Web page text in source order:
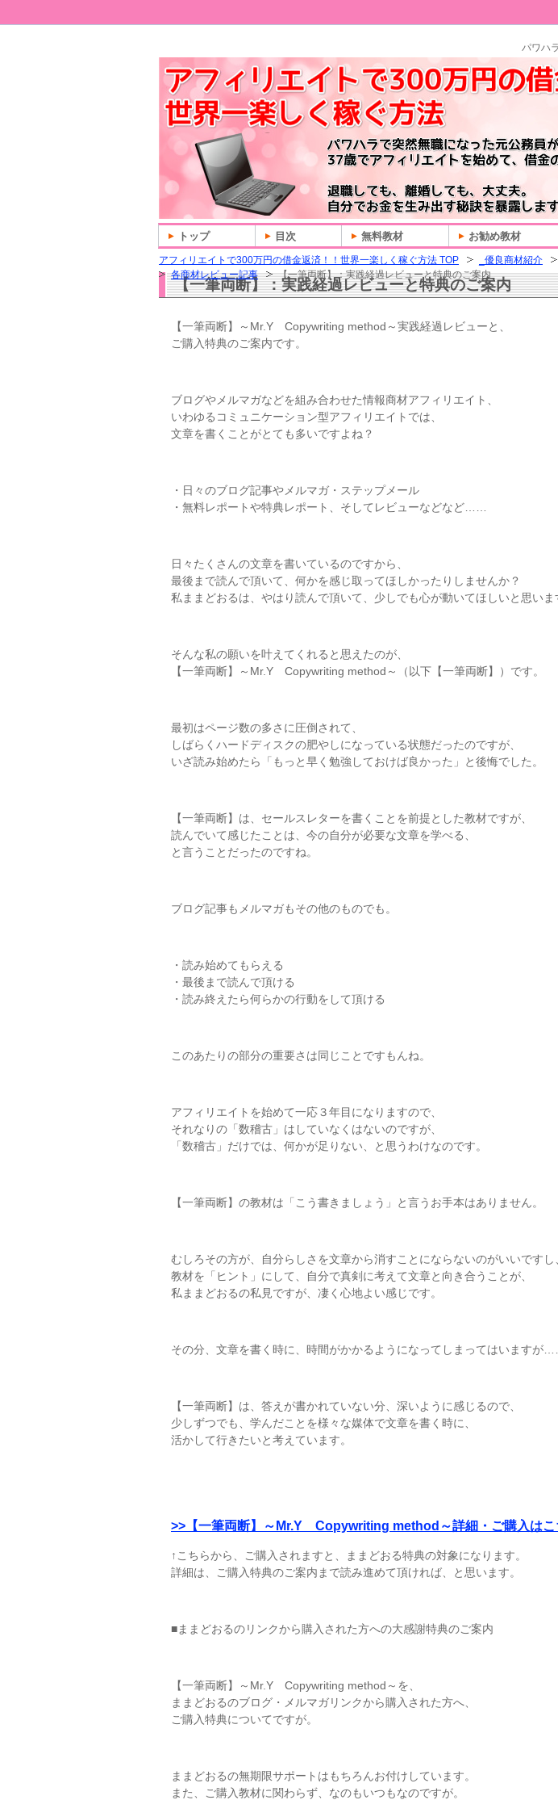
アフィリエイトで300万円の借金返済！！世界一楽しく稼ぐ方法 TOP _優良商材紹介
各商材レビュー記事
【一筆両断】：実践経過レビューと特典のご案内
【一筆両断】：実践経過レビューと特典のご案内
【一筆両断】～Mr.Y Copywriting method～実践経過レビューと、
ご購入特典のご案内です。
ブログやメルマガなどを組み合わせた情報商材アフィリエイト、
いわゆるコミュニケーション型アフィリエイトでは、
文章を書くことがとても多いですよね？
・日々のブログ記事やメルマガ・ステップメール
・無料レポートや特典レポート、そしてレビューなどなど……
日々たくさんの文章を書いているのですから、
最後まで読んで頂いて、何かを感じ取ってほしかったりしませんか？
私ままどおるは、やはり読んで頂いて、少しでも心が動いてほしいと思いま
そんな私の願いを叶えてくれると思えたのが、
【一筆両断】～Mr.Y Copywriting method～（以下【一筆両断】）です。
最初はページ数の多さに圧倒されて、
しばらくハードディスクの肥やしになっている状態だったのですが、
いざ読み始めたら「もっと早く勉強しておけば良かった」と後悔でした。
【一筆両断】は、セールスレターを書くことを前提とした教材ですが、
読んでいて感じたことは、今の自分が必要な文章を学べる、
と言うことだったのですね。
ブログ記事もメルマガもその他のものでも。
・読み始めてもらえる
・最後まで読んで頂ける
・読み終えたら何らかの行動をして頂ける
このあたりの部分の重要さは同じことですもんね。
アフィリエイトを始めて一応３年目になりますので、
それなりの「数稽古」はしていなくはないのですが、
「数稽古」だけでは、何かが足りない、と思うわけなのです。
【一筆両断】の教材は「こう書きましょう」と言うお手本はありません。
むしろその方が、自分らしさを文章から消すことにならないのがいいですし
教材を「ヒント」にして、自分で真剣に考えて文章と向き合うことが、
私ままどおるの私見ですが、凄く心地よい感じです。
その分、文章を書く時に、時間がかかるようになってしまってはいますが
【一筆両断】は、答えが書かれていない分、深いように感じるので、
少しずつでも、学んだことを様々な媒体で文章を書く時に、
活かして行きたいと考えています。
>>【一筆両断】～Mr.Y Copywriting method～詳細・ご購入はこ
↑こちらから、ご購入されますと、ままどおる特典の対象になります。
詳細は、ご購入特典のご案内まで読み進めて頂ければ、と思います。
■ままどおるのリンクから購入された方への大感謝特典のご案内
【一筆両断】～Mr.Y Copywriting method～を、
ままどおるのブログ・メルマガリンクから購入された方へ、
ご購入特典についてですが。
ままどおるの無期限サポートはもちろんお付けしています。
また、ご購入教材に関わらず、なのもいつもなのですが。
パワハ
トップ 目次 無料教材 お勧め教材